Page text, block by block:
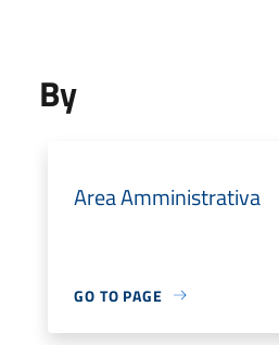
By
Area Amministrativa
GO TO PAGE